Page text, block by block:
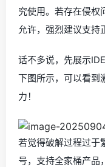
究使用。若存在侵权
允许，强烈建议支持
话不多说，先展示
下图所示，可以看到
力！
若觉得破解过程过于
号，支持全家桶产